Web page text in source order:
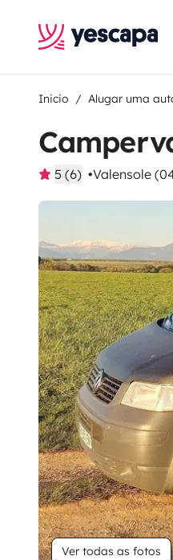
Inicio Alugar uma
5 (6) Valensole
Ver todas as fotos